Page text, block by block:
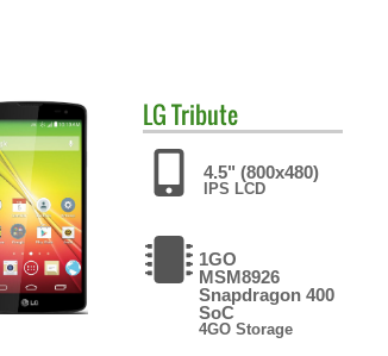
LGTribute
4.5" (800x480)
IPS LCD
1GO
MSM8926
Snapdragon 400
SoC
4GO Storage